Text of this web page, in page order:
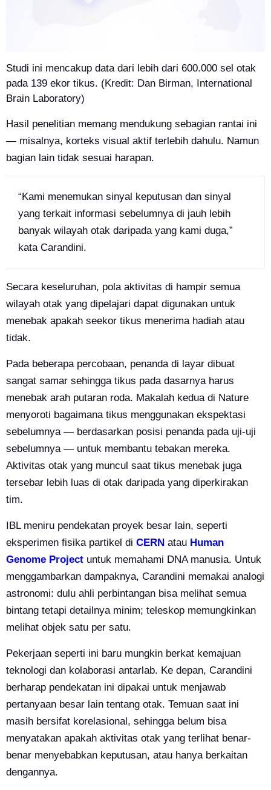
Studi ini mencakup data dari lebih dari 600.000 sel otak
pada 139 ekor tikus. (Kredit: Dan Birman, International
Brain Laboratory)
Hasil penelitian memang mendukung sebagian rantai ini
— misalnya, korteks visual aktif terlebih dahulu. Namun
bagian lain tidak sesuai harapan.
“Kami menemukan sinyal keputusan dan sinyal
yang terkait informasi sebelumnya di jauh lebih
banyak wilayah otak daripada yang kami duga,”
kata Carandini.
Secara keseluruhan, pola aktivitas di hampir semua
wilayah otak yang dipelajari dapat digunakan untuk
menebak apakah seekor tikus menerima hadiah atau
tidak.
Pada beberapa percobaan, penanda di layar dibuat
sangat samar sehingga tikus pada dasarnya harus
menebak arah putaran roda. Makalah kedua di Nature
menyoroti bagaimana tikus menggunakan ekspektasi
sebelumnya — berdasarkan posisi penanda pada uji-uji
sebelumnya — untuk membantu tebakan mereka.
Aktivitas otak yang muncul saat tikus menebak juga
tersebar lebih luas di otak daripada yang diperkirakan
tim.
IBL meniru pendekatan proyek besar lain, seperti
eksperimen fisika partikel di CERN atau Human
Genome Project untuk memahami DNA manusia. Untuk
menggambarkan dampaknya, Carandini memakai analogi
astronomi: dulu ahli perbintangan bisa melihat semua
bintang tetapi detailnya minim; teleskop memungkinkan
melihat objek satu per satu.
Pekerjaan seperti ini baru mungkin berkat kemajuan
teknologi dan kolaborasi antarlab. Ke depan, Carandini
berharap pendekatan ini dipakai untuk menjawab
pertanyaan besar lain tentang otak. Temuan saat ini
masih bersifat korelasional, sehingga belum bisa
menyatakan apakah aktivitas otak yang terlihat benar-
benar menyebabkan keputusan, atau hanya berkaitan
dengannya.